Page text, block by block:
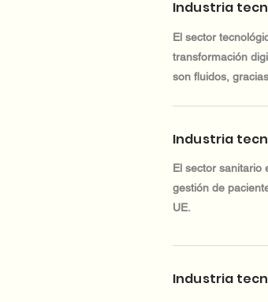
Industria
El sector
transformación
son fluidos,
Industria
El sector sanitario
gestión de
UE.
Industria